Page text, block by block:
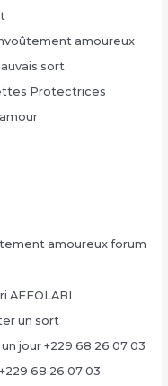
amoureux
sort
Protectrices
amoureux forum
AFFOLABI
un sort
jour +229 68 26 07 03
68 26 07 03